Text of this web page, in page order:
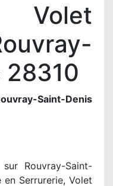
Volet
28310
Saint-Denis
Rouvray-Saint-
Serrurerie, Volet